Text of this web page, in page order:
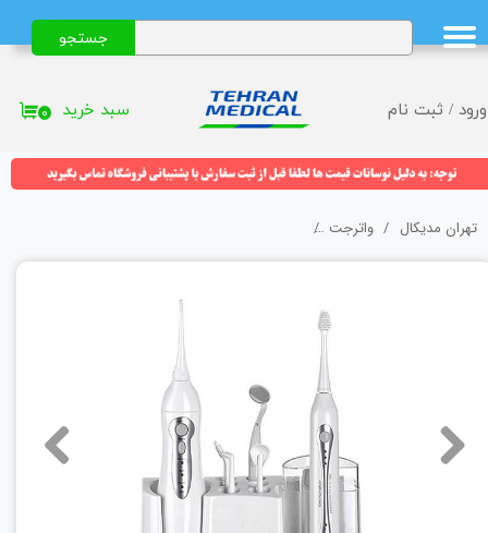
ورود / ثبت نام
حساب کاربری من
تغییر گذر واژه
خروج از حساب کاربری
جستجو
۰ سبد خرید
تهران مدیکال واترجت